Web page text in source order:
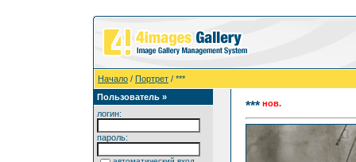
Начало / Портрет / ***
Пользователь »
логин:
пароль:
*** нов.